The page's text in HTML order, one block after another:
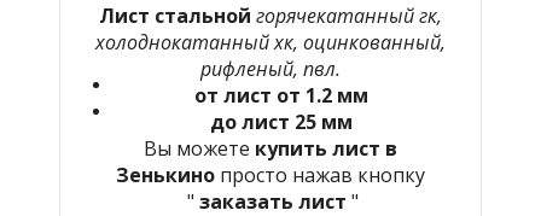
Лист стальной горячекатанный гк,
холоднокатанный хк, оцинкованный,
рифленый, пвл.
от лист от 1.2 мм
до лист 25 мм
Вы можете купить лист в
Зенькино просто нажав кнопку
" заказать лист "